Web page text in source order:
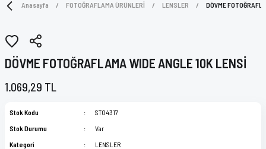
Anasayfa FOTOĞRAFLAMA ÜRÜNLERİ LENSLER DÖVME
DÖVME FOTOĞRAFLAMA WIDE ANGLE 10K LENSİ
1.069,29 TL
Stok Kodu
ST04317
Stok Durumu
Var
Kategori
LENSLER